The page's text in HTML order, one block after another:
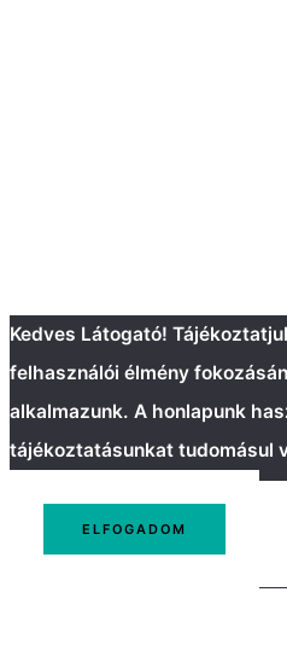
Kedves Látogató!
felhasználói élmény
alkalmazunk. A honlapunk
tájékoztatásunkat tudomásul
ELFOGADOM